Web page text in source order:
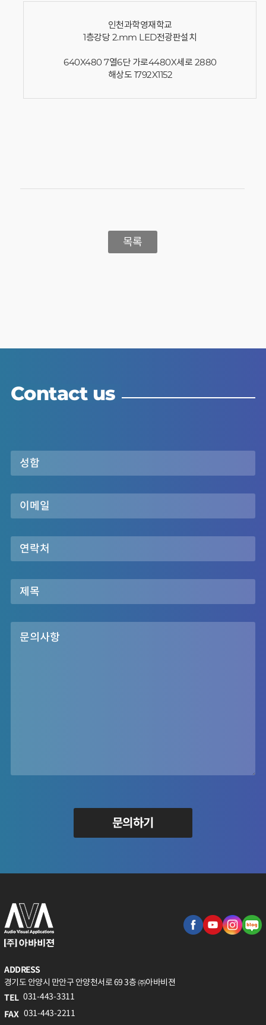
인천과학영재학교
1층강당 2.mm LED전광판설치
640X480 7열6단 가로4480X세로 2880
해상도 1792X1152
목록
Contact us
문의하기
ADDRESS
경기도 안양시 만안구 안양천서로 69 3층 ㈜아바비젼
TEL 031-443-3311
FAX 031-443-2211